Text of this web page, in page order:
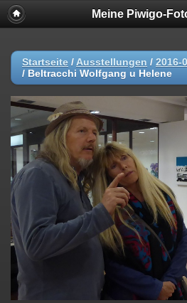
Meine Piwigo-
Startseite / Ausstellungen / 2016-
/ Beltracchi Wolfgang u Helene